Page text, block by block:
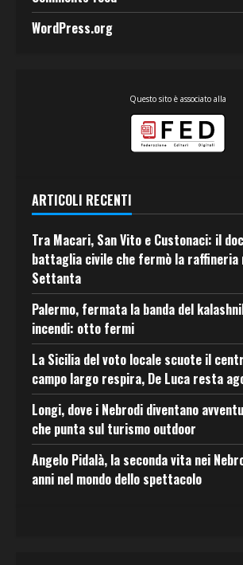
WordPress.org
Questo sito è associato alla
ARTICOLI RECENTI
Tra Macari, San Vito e Custonaci: il
battaglia civile che fermò la raffineria
Settanta
Palermo, fermata la banda del
incendi: otto fermi
La Sicilia del voto locale scuote il
campo largo respira, De Luca resta
Longi, dove i Nebrodi diventano
che punta sul turismo outdoor
Angelo Pidalà, la seconda vita nei
anni nel mondo dello spettacolo